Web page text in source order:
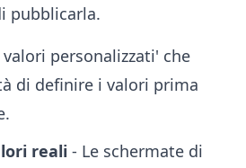
pubblicarla.
reali - Le schermate di